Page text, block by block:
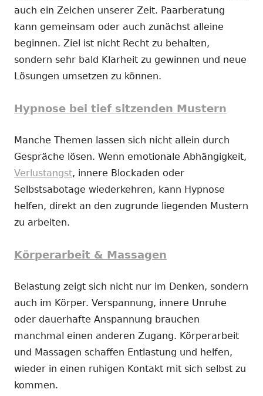
auch ein Zeichen unserer Zeit. Paarberatung
kann gemeinsam oder auch zunächst alleine
beginnen. Ziel ist nicht Recht zu behalten,
sondern sehr bald Klarheit zu gewinnen und neue
Lösungen umsetzen zu können.
Hypnose bei tief sitzenden Mustern
Manche Themen lassen sich nicht allein durch
Gespräche lösen. Wenn emotionale Abhängigkeit,
Verlustangst, innere Blockaden oder
Selbstsabotage wiederkehren, kann Hypnose
helfen, direkt an den zugrunde liegenden Mustern
zu arbeiten.
Körperarbeit & Massagen
Belastung zeigt sich nicht nur im Denken, sondern
auch im Körper. Verspannung, innere Unruhe
oder dauerhafte Anspannung brauchen
manchmal einen anderen Zugang. Körperarbeit
und Massagen schaffen Entlastung und helfen,
wieder in einen ruhigen Kontakt mit sich selbst zu
kommen.